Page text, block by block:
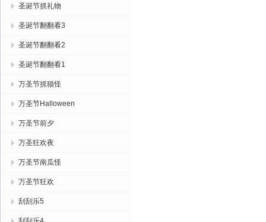
圣诞节抓礼物
圣诞节翻翻看3
圣诞节翻翻看2
圣诞节翻翻看1
万圣节抓猫怪
万圣节Halloween
万圣节前夕
万圣狂欢夜
万圣节南瓜怪
万圣节狂欢
刮刮乐5